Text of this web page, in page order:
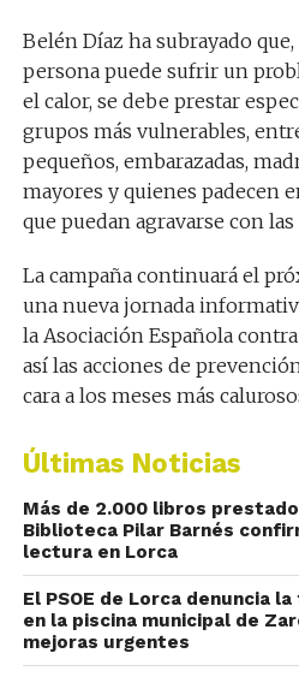
Belén Díaz ha subrayado
persona puede sufrir un
el calor, se debe prestar
grupos más vulnerables,
pequeños, embarazadas,
mayores y quienes padecen
que puedan agravarse con
La campaña continuará el
una nueva jornada
la Asociación Española
así las acciones de
cara a los meses más
Últimas Noticias
Más de 2.000 libros
Biblioteca Pilar Barnés
lectura en Lorca
El PSOE de Lorca denuncia
en la piscina municipal de
mejoras urgentes